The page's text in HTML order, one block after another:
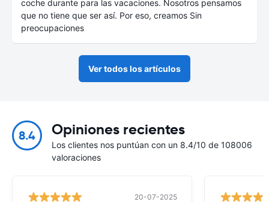
coche durante para las vacaciones. Nosotros pensamos
que no tiene que ser así. Por eso, creamos Sin
preocupaciones
Ver todos los artículos
8.4 Opiniones recientes
Los clientes nos puntúan con un 8.4/10 de 108006
valoraciones
20-07-2025